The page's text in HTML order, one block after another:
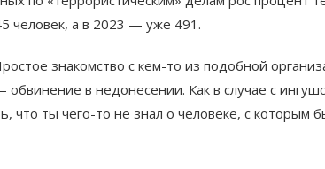
человек, а в 2023 — уже 491.
знакомство с кем-то из подобной
в недонесении. Как в случае с
ты чего-то не знал о человеке, с которым